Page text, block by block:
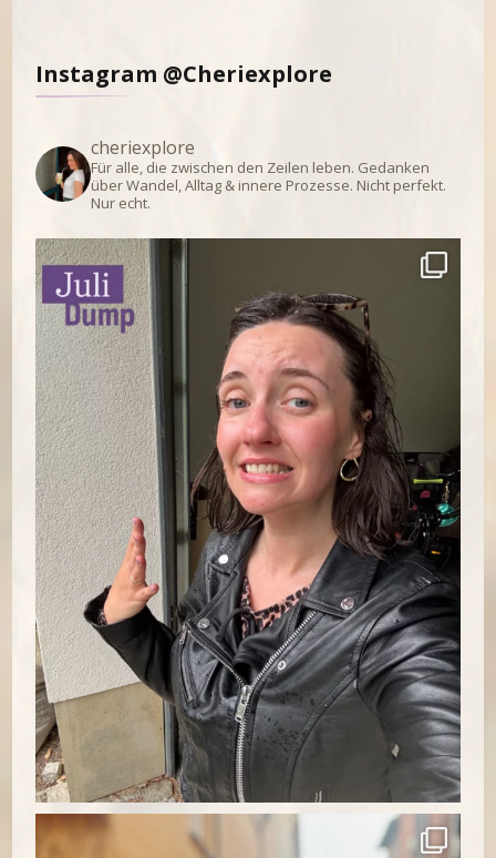
Instagram @Cheriexplore
cheriexplore
Für alle, die zwischen den Zeilen leben. Gedanken
über Wandel, Alltag & innere Prozesse. Nicht perfekt.
Nur echt.